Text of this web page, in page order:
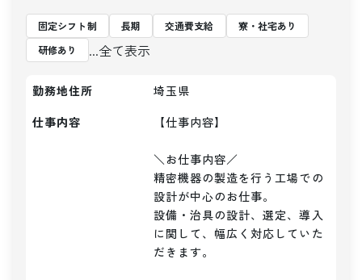
固定シフト制 長期 交通費支給
寮・社宅あり
研修あり
...全て表示
勤務地住所
埼玉県
仕事内容
【仕事内容】
＼お仕事内容／
精密機器の製造を行う工場での
設計が中心のお仕事。
設備・治具の設計、選定、導入
に関して、幅広く対応していた
だきます。